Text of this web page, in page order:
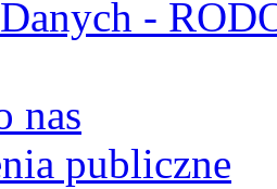
-
nas
publiczne